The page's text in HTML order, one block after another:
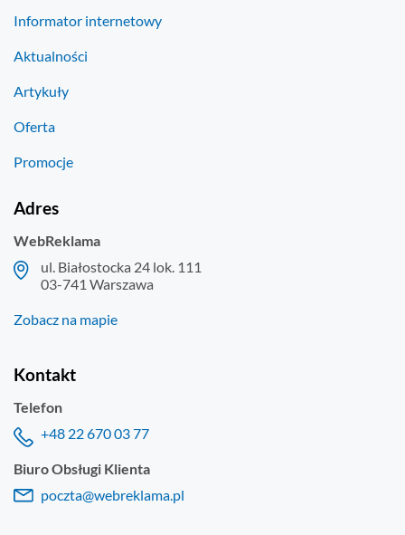
Informator internetowy
Aktualności
Artykuły
Oferta
Promocje
Adres
WebReklama
ul. Białostocka 24 lok. 111
03-741 Warszawa
Zobacz na mapie
Kontakt
Telefon
+48 22 670 03 77
Biuro Obsługi Klienta
poczta@webreklama.pl